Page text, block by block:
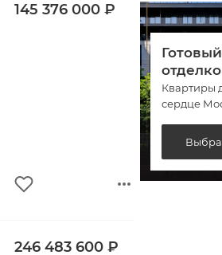
145 376 000 ₽
246 483 600 ₽
Квартиры
сердце